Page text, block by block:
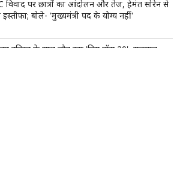
विवाद पर छात्रों का आंदोलन और तेज, हेमंत सोरेन से
इस्तीफा; बोले- 'मुख्यमंत्री पद के योग्य नहीं'
ट्विस्ट के साथ लौट रहा 'बिग बॉस 20', सलमान